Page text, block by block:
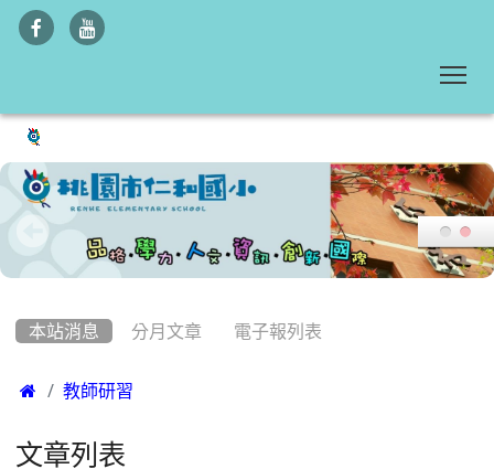
本站消息 分月文章 電子報列表
 教師研習
文章列表